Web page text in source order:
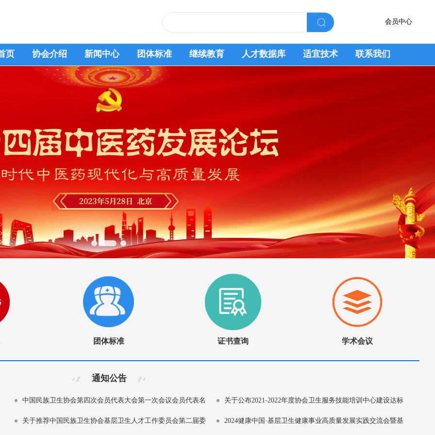
会员中心
页 协会介绍 新闻中心 团体标准 继续教育 人才数据库 适宜技术 联系我们
团体标准 证书查询 学术会议
通知公告
中国民族卫生协会第四次会员代表大会第一次会议会员代表名
册公示
关于公布2021-2022年度协会卫生服务技能培训中心建设达标
单位的通知
关于推荐中国民族卫生协会基层卫生人才工作委员会第二届委 2024健康中国·基层卫生健康事业高质量发展实践交流会暨基